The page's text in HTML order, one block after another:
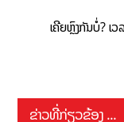
ເຄີຍຫຼົງກັນບໍ່? ເວ
ຂ່າວທີ່ກ່ຽວຂ້ອງ ...